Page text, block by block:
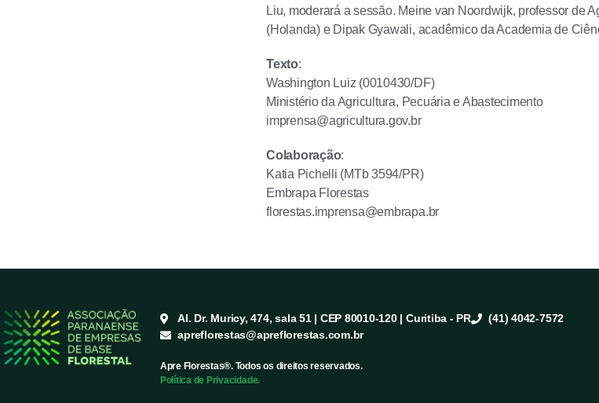
Liu, moderará a sessão. Meine van Noordwijk, professor de
(Holanda) e Dipak Gyawali, acadêmico da Academia de
Texto:
Washington Luiz (0010430/DF)
Ministério da Agricultura, Pecuária e Abastecimento
imprensa@agricultura.gov.br
Colaboração:
Katia Pichelli (MTb 3594/PR)
Embrapa Florestas
florestas.imprensa@embrapa.br
Al. Dr. Muricy, 474, sala 51 | CEP 80010-120 | Curitiba - PR
(41) 4042-7572
apreflorestas@apreflorestas.com.br
Apre Florestas®. Todos os direitos reservados.
Política de Privacidade.